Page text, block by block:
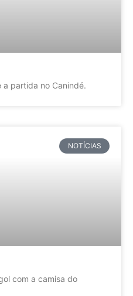
partida no Canindé.
NOTÍCIAS
com a camisa do